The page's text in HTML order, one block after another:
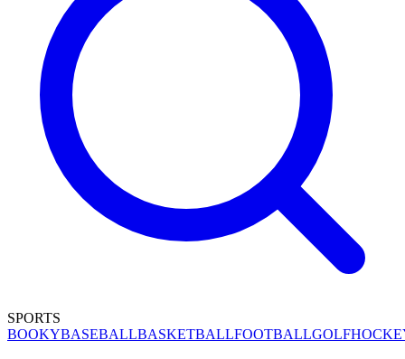
SPORTS
BOOKYBASEBALLBASKETBALLFOOTBALLGOLF